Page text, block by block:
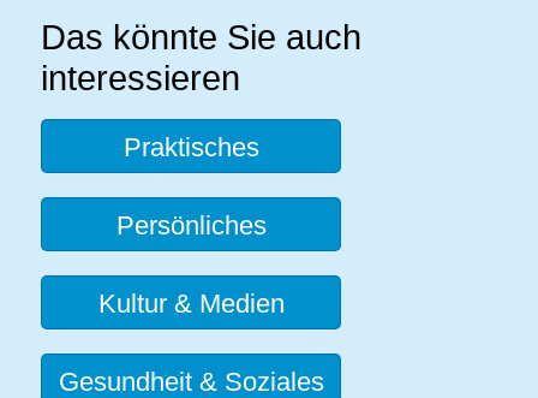
Das könnte Sie auch
interessieren
Praktisches
Persönliches
Kultur & Medien
Gesundheit & Soziales